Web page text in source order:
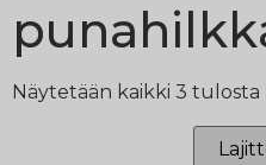
Näytetään kaikki 3 tulosta